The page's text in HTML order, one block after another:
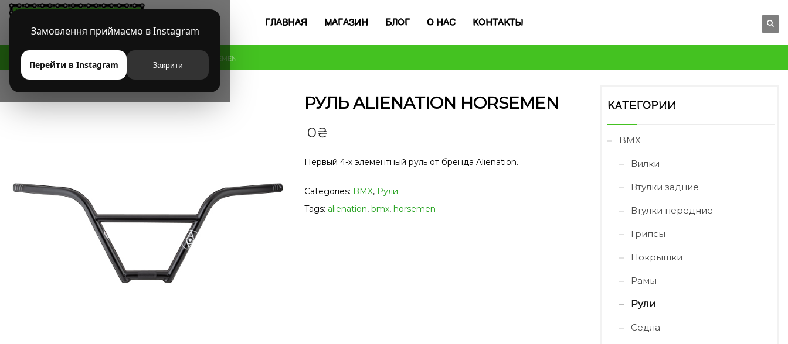
Замовлення приймаємо в Instagram
Перейти в Instagram Закрити
ГЛАВНАЯ МАГАЗИН БЛОГ О НАС КОНТАКТЫ
HOME РУЛИ РУЛЬ ALIENATION HORSEMEN
РУЛЬ ALIENATION HORSEMEN
0₴
Первый 4-х элементный руль от бренда Alienation.
Categories: BMX, Рули
Tags: alienation, bmx, horsemen
КАТЕГОРИИ
BMX
Вилки
Втулки задние
Втулки передние
Грипсы
Покрышки
Рамы
Рули
Седла